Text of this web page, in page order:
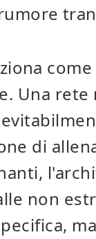
Una
di
non